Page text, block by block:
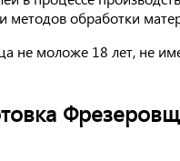
методов обработки
не моложе 18 лет, не